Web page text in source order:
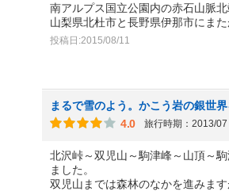
南アルプス国立公園内の赤石山脈
山梨県北杜市と長野県伊那市にま
投稿日:2015/08/11
まるで雪のよう。かこう岩の銀世界
4.0
旅行時期：2013/07
北沢峠～双児山～駒津峰～山頂～
ました。
双児山までは森林のなかを進みます